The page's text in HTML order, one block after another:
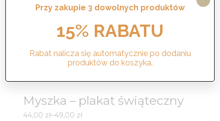
Myszka – plakat świąteczny
44,00 zł–49,00 zł
Zakres
Przy zakupie 3 dowolnych produktów
15% RABATU
Rabat nalicza się automatycznie po dodaniu
produktów do koszyka.